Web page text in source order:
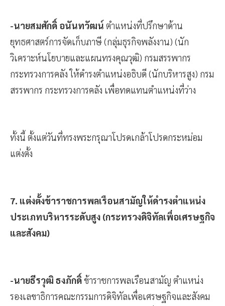
-นายสมศักดิ์ อนันทวัฒน์ ตำแหน่งที่ปรึกษาด้าน
ยุทธศาสตร์การจัดเก็บภาษี (กลุ่มธุรกิจพลังงาน) (นัก
วิเคราะห์นโยบายและแผนทรงคุณวุฒิ) กรมสรรพากร
กระทรวงการคลัง ให้ดำรงตำแหน่งอธิบดี (นักบริหารสูง) กรม
สรรพากร กระทรวงการคลัง เพื่อทดแทนตำแหน่งที่ว่าง
ทั้งนี้ ตั้งแต่วันที่ทรงพระกรุณาโปรดเกล้าโปรดกระหม่อม
แต่งตั้ง
7. แต่งตั้งข้าราชการพลเรือนสามัญให้ดำรงตำแหน่ง
ประเภทบริหารระดับสูง (กระทรวงดิจิทัลเพื่อเศรษฐกิจ
และสังคม)
-นายธีรวุฒิ ธงภักดิ์ข้าราชการพลเรือนสามัญ ตำแหน่ง
รองเลขาธิการคณะกรรมการดิจิทัลเพื่อเศรษฐกิจและสังคม